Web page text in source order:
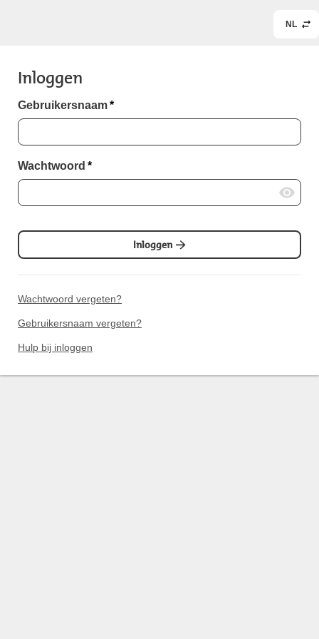
NL
Inloggen
Gebruikersnaam*
Wachtwoord *
Inloggen
Wachtwoord vergeten?
Gebruikersnaam vergeten?
Hulp bij inloggen